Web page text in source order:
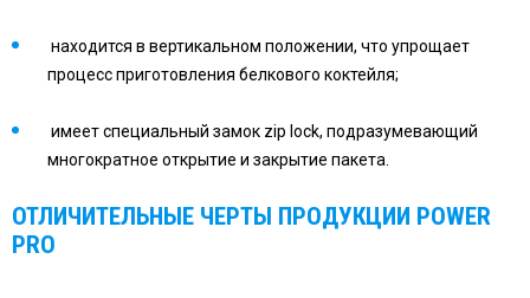
находится в вертикальном положении, что упрощает
процесс приготовления белкового коктейля;
имеет специальный замок zip lock, подразумевающий
многократное открытие и закрытие пакета.
ОТЛИЧИТЕЛЬНЫЕ ЧЕРТЫ ПРОДУКЦИИ POWER
PRO